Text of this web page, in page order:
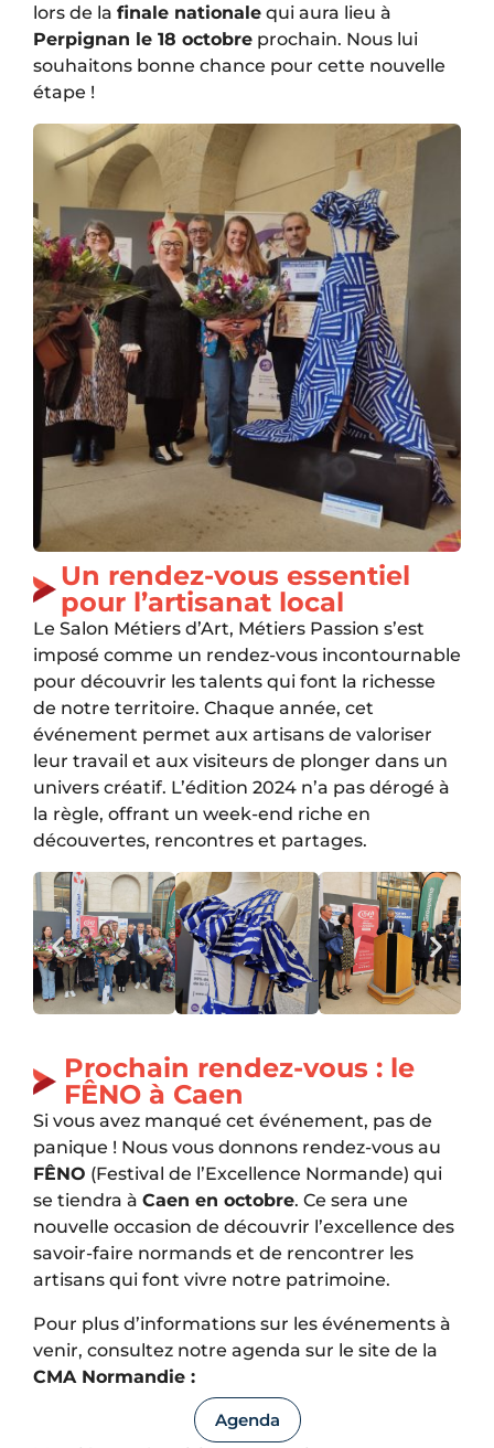
lors de la finale nationale qui aura lieu à
Perpignan le 18 octobre prochain. Nous lui
souhaitons bonne chance pour cette nouvelle
étape !
Un rendez-vous essentiel
pour l’artisanat local
Le Salon Métiers d’Art, Métiers Passion s’est
imposé comme un rendez-vous incontournable
pour découvrir les talents qui font la richesse
de notre territoire. Chaque année, cet
événement permet aux artisans de valoriser
leur travail et aux visiteurs de plonger dans un
univers créatif. L’édition 2024 n’a pas dérogé à
la règle, offrant un week-end riche en
découvertes, rencontres et partages.
Prochain rendez-vous : le
FÊNO à Caen
Si vous avez manqué cet événement, pas de
panique ! Nous vous donnons rendez-vous au
FÊNO (Festival de l’Excellence Normande) qui
se tiendra à Caen en octobre. Ce sera une
nouvelle occasion de découvrir l’excellence des
savoir-faire normands et de rencontrer les
artisans qui font vivre notre patrimoine.
Pour plus d’informations sur les événements à
venir, consultez notre agenda sur le site de la
CMA Normandie :
Agenda